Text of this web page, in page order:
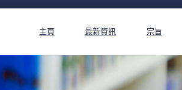
主頁 最新資訊 宗旨